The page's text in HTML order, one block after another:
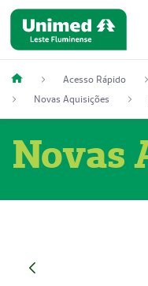
Acesso Rápido
Novas Aquisições
Novas